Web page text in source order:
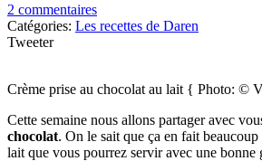
2 commentaires
Catégories: Les recettes de Daren
Tweeter
Crème prise au chocolat au lait { Photo: ©
Cette semaine nous allons partager avec
chocolat. On le sait que ça en fait
lait que vous pourrez servir avec une bonne